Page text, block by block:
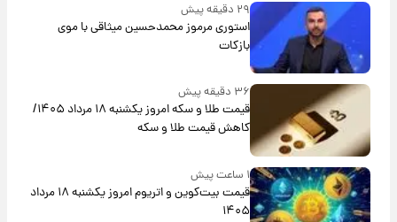
۲۹ دقیقه پیش
استوری مرموز محمدحسین میثاقی با موی
بازکات
۳۶ دقیقه پیش
قیمت طلا و سکه امروز یکشنبه ۱۸ مرداد ۱۴۰۵/
کاهش قیمت طلا و سکه
۱ ساعت پیش
قیمت بیت‌کوین و اتریوم امروز یکشنبه ۱۸ مرداد
۱۴۰۵